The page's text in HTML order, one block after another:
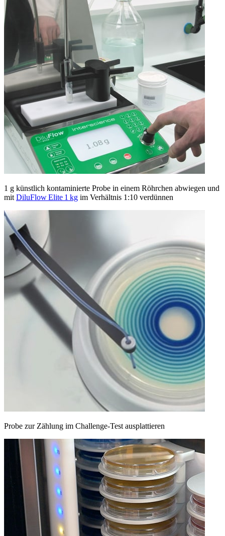
1 g künstlich kontaminierte Probe in einem Röhrchen abwiegen und
mit DiluFlow Elite 1 kg im Verhältnis 1:10 verdünnen
Probe zur Zählung im Challenge-Test ausplattieren